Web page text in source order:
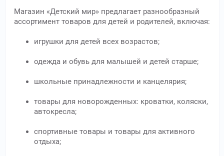
Магазин «Детский мир» предлагает разнообразный
ассортимент товаров для детей и родителей, включая:
игрушки для детей всех возрастов;
одежда и обувь для малышей и детей старше;
школьные принадлежности и канцелярия;
товары для новорожденных: кроватки, коляски,
автокресла;
спортивные товары и товары для активного
отдыха;